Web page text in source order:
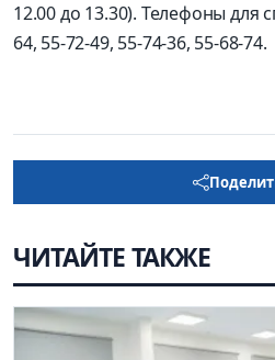
12.00 до 13.30). Телефоны для
64, 55-72-49, 55-74-36, 55-68-74.
ЧИТАЙТЕ ТАКЖЕ